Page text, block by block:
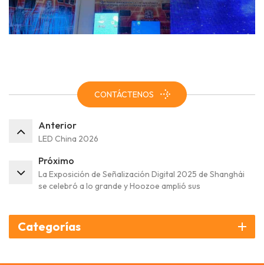
CONTÁCTENOS
Anterior
LED China 2026
Próximo
La Exposición de Señalización Digital 2025 de Shanghái
se celebró a lo grande y Hoozoe amplió sus
Categorías